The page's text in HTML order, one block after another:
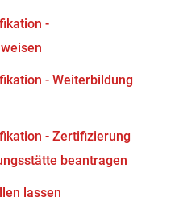
-
- Weiterbildung
- Zertifizierung
beantragen
lassen